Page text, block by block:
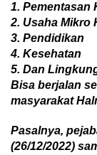
1. Pementasan
2. Usaha Mikro
3. Pendidikan
4. Kesehatan
5. Dan
Bisa berjalan
masyarakat
Pasalnya, p
(26/12/2022)